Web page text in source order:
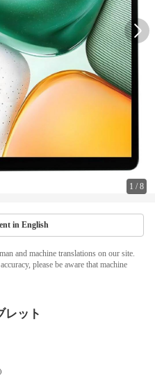
1 /8
in English
and machine translations on our site.
please be aware that machine
レット
)